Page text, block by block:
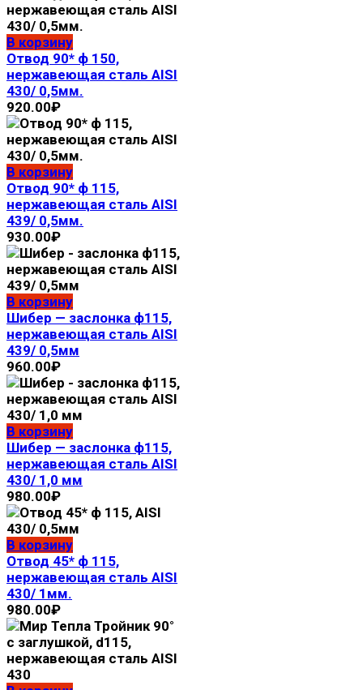
В корзину
Отвод 90* ф 150,
нержавеющая сталь AISI
430/ 0,5мм.
920.00₽
В корзину
Отвод 90* ф 115,
нержавеющая сталь AISI
439/ 0,5мм.
930.00₽
В корзину
Шибер — заслонка ф115,
нержавеющая сталь AISI
439/ 0,5мм
960.00₽
В корзину
Шибер — заслонка ф115,
нержавеющая сталь AISI
430/ 1,0 мм
980.00₽
В корзину
Отвод 45* ф 115,
нержавеющая сталь AISI
430/ 1мм.
980.00₽